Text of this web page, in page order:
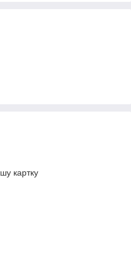
картку